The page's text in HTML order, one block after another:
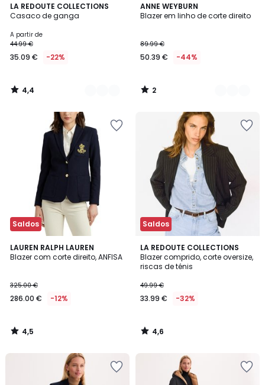
LA REDOUTE COLLECTIONS
Casaco de ganga
A partir de
44.99 €
35.09 € -22%
4,4
/ 5
2
Cores
4,4
/
ANNE WEYBURN
Blazer em linho de corte direito
89.99 €
50.39 € -44%
2
/
3
Cores
2
/
Saldos
LAUREN RALPH LAUREN
Blazer com corte direito, ANFISA
325.00 €
286.00 € -12%
4,5
/ 5
4,5
/
Saldos
LA REDOUTE COLLECTIONS
Blazer comprido, corte oversize,
riscas de ténis
49.99 €
33.99 € -32%
4,6
/ 5
4,6
/